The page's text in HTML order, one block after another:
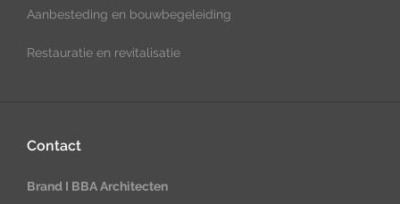
Aanbesteding en bouwbegeleiding
Restauratie en revitalisatie
Contact
Brand I BBA Architecten